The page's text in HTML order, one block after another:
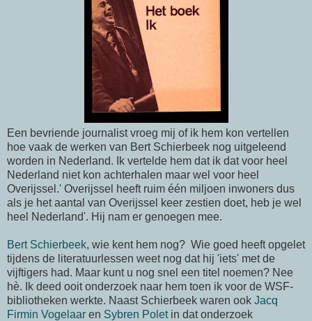
Een bevriende journalist vroeg mij of ik hem kon vertellen
hoe vaak de werken van Bert Schierbeek nog uitgeleend
worden in Nederland. Ik vertelde hem dat ik dat voor heel
Nederland niet kon achterhalen maar wel voor heel
Overijssel.' Overijssel heeft ruim één miljoen inwoners dus
als je het aantal van Overijssel keer zestien doet, heb je wel
heel Nederland'. Hij nam er genoegen mee.
Bert Schierbeek, wie kent hem nog? Wie goed heeft opgelet
tijdens de literatuurlessen weet nog dat hij 'iets' met de
vijftigers had. Maar kunt u nog snel een titel noemen? Nee
hè. Ik deed ooit onderzoek naar hem toen ik voor de WSF-
bibliotheken werkte. Naast Schierbeek waren ook Jacq
Firmin Vogelaar en Sybren Poletin dat onderzoek